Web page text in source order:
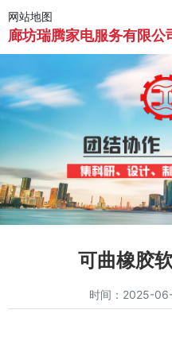
网站地图
廊坊瑞腾家电服务有限公
可曲橡胶
时间：2025-